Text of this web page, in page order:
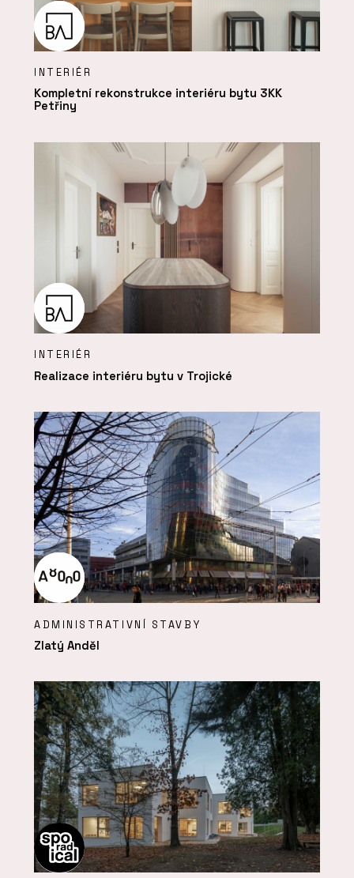
INTERIÉR
Kompletní rekonstrukce interiéru bytu 3KK
Petřiny
INTERIÉR
Realizace interiéru bytu v Trojické
ADMINISTRATIVNÍ STAVBY
Zlatý Anděl